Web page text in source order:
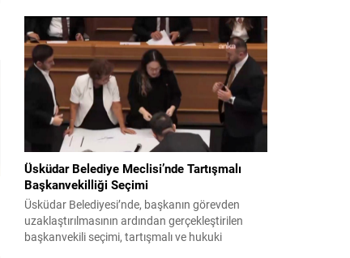
Toplantı sonrası yayımlanan sekiz maddelik
bildiri, ülke güvenliği ve bölgesel gelişmelere dair
değerlendirmeleri içermektedir. Yaklaşık 2 saat
15 dakika süren oturumun sonuç metninde;
terörle mücadele, bölgesel istikrar,...
Üsküdar Belediye Meclisi’nde Tartışmalı
Başkanvekilliği Seçimi
Üsküdar Belediyesi’nde, başkanın görevden
uzaklaştırılmasının ardından gerçekleştirilen
başkanvekili seçimi, tartışmalı ve hukuki